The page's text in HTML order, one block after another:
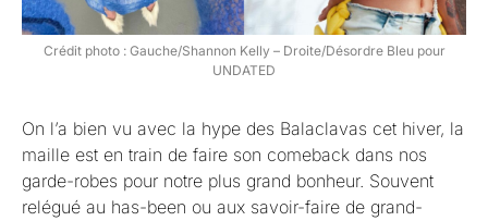
Crédit photo : Gauche/Shannon Kelly – Droite/Désordre Bleu pour
UNDATED
On l’a bien vu avec la hype des Balaclavas cet hiver, la
maille est en train de faire son comeback dans nos
garde-robes pour notre plus grand bonheur. Souvent
relégué au has-been ou aux savoir-faire de grand-